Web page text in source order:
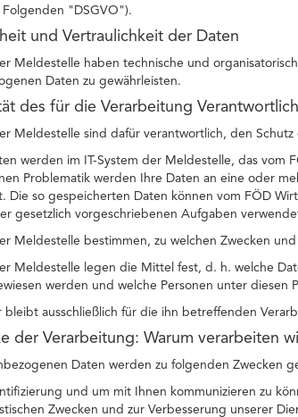
"DSGVO").
und Vertraulichkeit der Daten
Meldestelle haben technische und
Daten zu gewährleisten.
des für die Verarbeitung
Meldestelle sind dafür verantwortlich, den
werden im IT-System der Meldestelle, das
Problematik werden Ihre Daten an eine oder
Die so gespeicherten Daten können vom FÖD
gesetzlich vorgeschriebenen Aufgaben
Meldestelle bestimmen, zu welchen Zwecken
Meldestelle legen die Mittel fest, d. h. welche
werden und welche Personen unter
bleibt ausschließlich für die ihn betreffenden
der Verarbeitung: Warum verarbeiten
Daten werden zu folgenden Zwecken
und um mit Ihnen kommunizieren zu
Zwecken und zur Verbesserung unserer